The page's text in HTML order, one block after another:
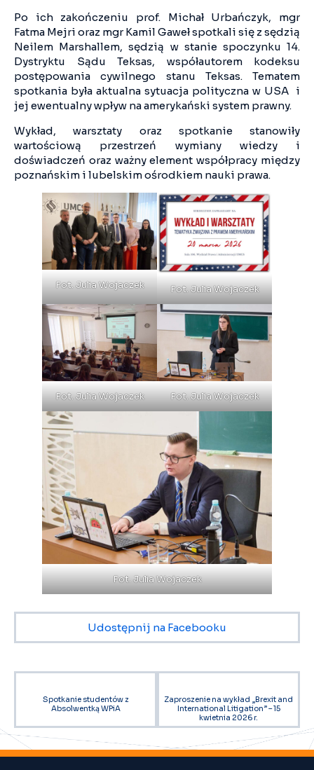
Po ich zakończeniu prof. Michał Urbańczyk, mgr
Fatma Mejri oraz mgr Kamil Gaweł spotkali się z sędzią
Neilem Marshallem, sędzią w stanie spoczynku 14.
Dystryktu Sądu Teksas, współautorem kodeksu
postępowania cywilnego stanu Teksas. Tematem
spotkania była aktualna sytuacja polityczna w USA i
jej ewentualny wpływ na amerykański system prawny.
Wykład, warsztaty oraz spotkanie stanowiły
wartościową przestrzeń wymiany wiedzy i
doświadczeń oraz ważny element współpracy między
poznańskim i lubelskim ośrodkiem nauki prawa.
Fot. Julia Wojaczek Fot. Julia Wojaczek
Fot. Julia Wojaczek Fot. Julia Wojaczek
Fot. Julia Wojaczek
Udostępnij na Facebooku
Spotkanie studentów z
Absolwentką WPiA
Zaproszenie na wykład „Brexit and
International Litigation” – 15
kwietnia 2026 r.